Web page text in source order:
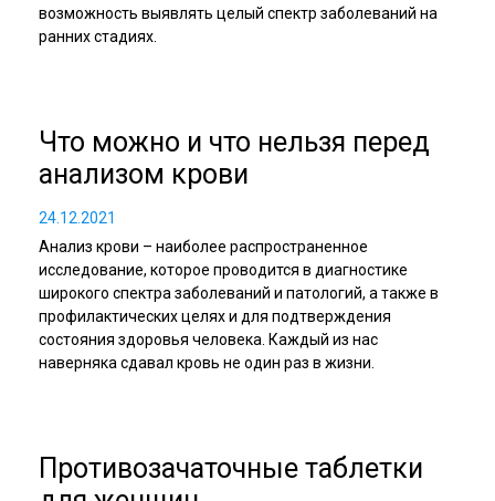
возможность выявлять целый спектр заболеваний на
ранних стадиях.
Что можно и что нельзя перед
анализом крови
24.12.2021
Анализ крови – наиболее распространенное
исследование, которое проводится в диагностике
широкого спектра заболеваний и патологий, а также в
профилактических целях и для подтверждения
состояния здоровья человека. Каждый из нас
наверняка сдавал кровь не один раз в жизни.
Противозачаточные таблетки